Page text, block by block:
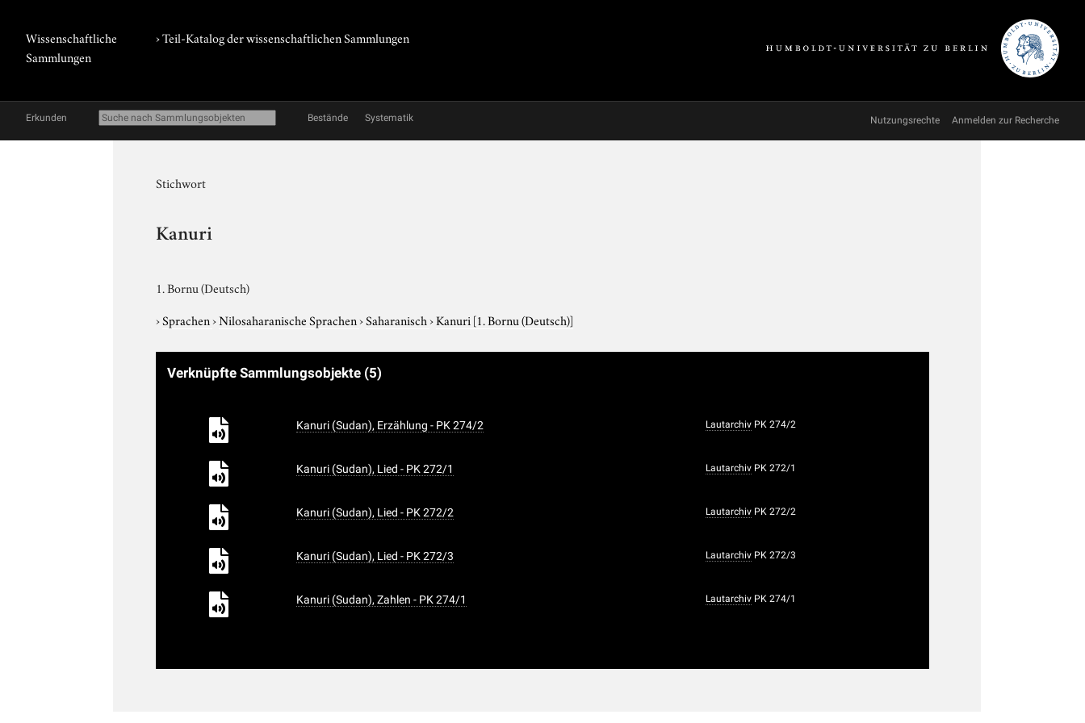
Wissenschaftliche
Sammlungen
› Teil-Katalog der wissenschaftlichen Sammlungen
Erkunden Bestände Systematik Nutzungsrechte Anmelden zur Recherche
Stichwort
Kanuri
1. Bornu (Deutsch)
›Sprachen›Nilosaharanische Sprachen›Saharanisch›Kanuri [1. Bornu (Deutsch)]
Verknüpfte Sammlungsobjekte (5)
Kanuri (Sudan), Erzählung - PK 274/2 Lautarchiv PK 274/2
Kanuri (Sudan), Lied - PK 272/1 Lautarchiv PK 272/1
Kanuri (Sudan), Lied - PK 272/2 Lautarchiv PK 272/2
Kanuri (Sudan), Lied - PK 272/3 Lautarchiv PK 272/3
Kanuri (Sudan), Zahlen - PK 274/1 Lautarchiv PK 274/1